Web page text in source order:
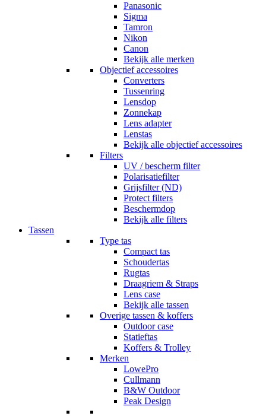
Panasonic
Sigma
Tamron
Nikon
Canon
Bekijk alle merken
Objectief accessoires
Converters
Tussenring
Lensdop
Zonnekap
Lens adapter
Lenstas
Bekijk alle objectief accessoires
Filters
UV / bescherm filter
Polarisatiefilter
Grijsfilter (ND)
Protect filters
Beschermdop
Bekijk alle filters
Tassen
Type tas
Compact tas
Schoudertas
Rugtas
Draagriem & Straps
Lens case
Bekijk alle tassen
Overige tassen & koffers
Outdoor case
Statieftas
Koffers & Trolley
Merken
LowePro
Cullmann
B&W Outdoor
Peak Design